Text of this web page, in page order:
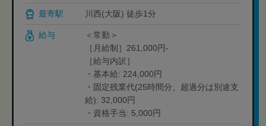
最寄駅 川西(大阪) 徒歩1分
給与
＜常勤＞
［月給制］261,000円-
［給与内訳］
・基本給: 224,000円
・固定残業代(25時間分、超過分は別途支
給): 32,000円
・資格手当: 5,000円